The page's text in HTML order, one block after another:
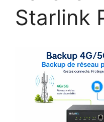
Starlink